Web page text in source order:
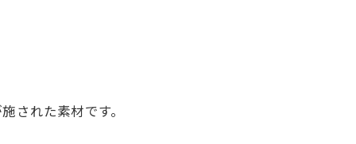
された素材です。